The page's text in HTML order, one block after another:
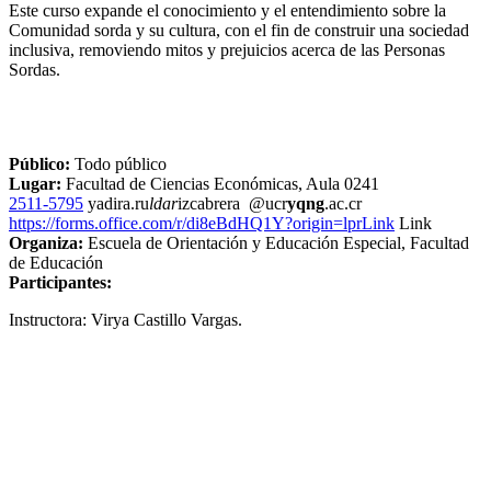
Este curso expande el conocimiento y el entendimiento sobre la
Comunidad sorda y su cultura, con el fin de construir una sociedad
inclusiva, removiendo mitos y prejuicios acerca de las Personas
Sordas.
Público: Todo público
Lugar: Facultad de Ciencias Económicas, Aula 0241
2511-5795 yadira.ruldarizcabrera @ucryqng.ac.cr
https://forms.office.com/r/di8eBdHQ1Y?origin=lprLink Link
Organiza: Escuela de Orientación y Educación Especial, Facultad
de Educación
Participantes:
Instructora: Virya Castillo Vargas.